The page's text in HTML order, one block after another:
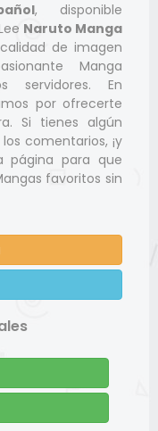
, disponible
Naruto Manga
de imagen
Manga
servidores. En
por ofrecerte
Si tienes algún
comentarios, ¡y
página para que
favoritos sin